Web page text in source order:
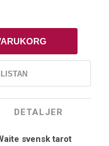
DETALJER
svensk tarot